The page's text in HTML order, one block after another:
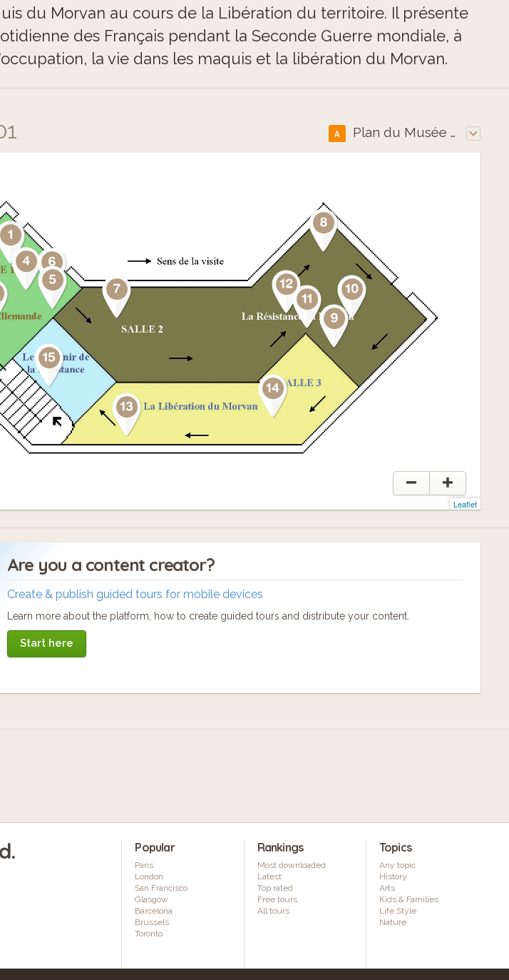
du Morvan au cours de la Libération du territoire. Il présente
des Français pendant la Seconde Guerre mondiale, à
la vie dans les maquis et la libération du Morvan.
A Plan du Musée de la Résistance -1er étage
Leaflet
Are you a content creator?
Create & publish guided tours for mobile devices
Learn more about the platform, how to create guided tours and distribute your content.
Start here
Popular
Paris
London
San Francisco
Glasgow
Barcelona
Brussels
Toronto
Rankings
Most downloaded
Latest
Top rated
Free tours
All tours
Topics
Any topic
History
Arts
Kids & Families
Life Style
Nature